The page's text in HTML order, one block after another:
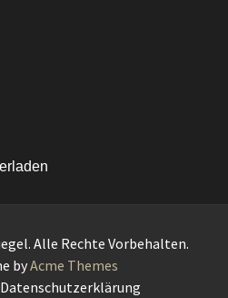
Alle Rechte Vorbehalten.
byAcme Themes
Datenschutzerklärung